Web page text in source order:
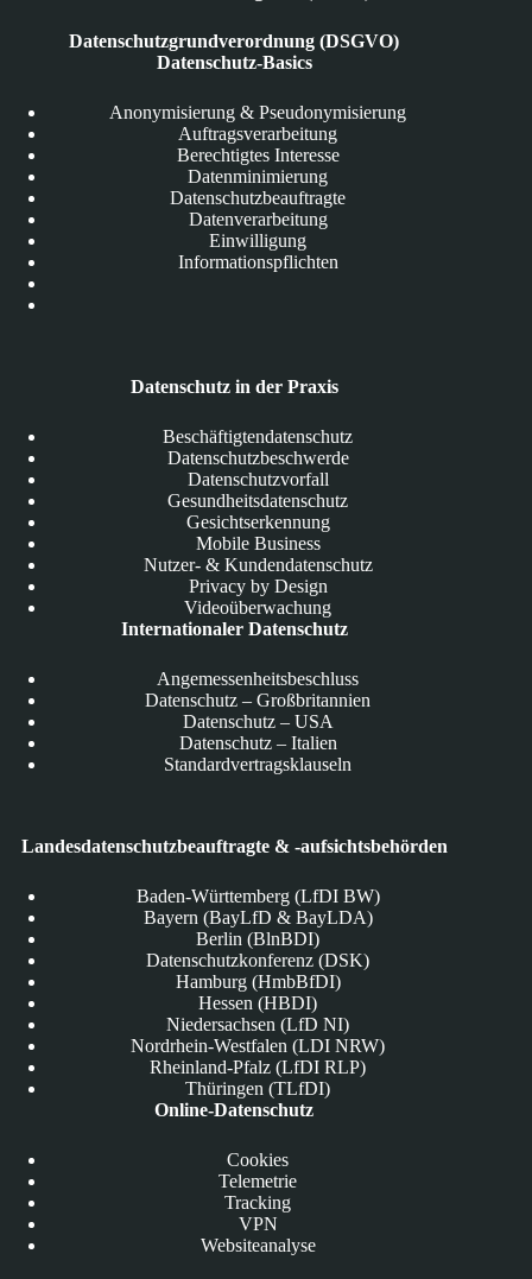
Datenschutzgrundverordnung (DSGVO)
Datenschutz-Basics
Anonymisierung & Pseudonymisierung
Auftragsverarbeitung
Berechtigtes Interesse
Datenminimierung
Datenschutzbeauftragte
Datenverarbeitung
Einwilligung
Informationspflichten
Datenschutz in der Praxis
Beschäftigtendatenschutz
Datenschutzbeschwerde
Datenschutzvorfall
Gesundheitsdatenschutz
Gesichtserkennung
Mobile Business
Nutzer- & Kundendatenschutz
Privacy by Design
Videoüberwachung
Internationaler Datenschutz
Angemessenheitsbeschluss
Datenschutz – Großbritannien
Datenschutz – USA
Datenschutz – Italien
Standardvertragsklauseln
Landesdatenschutzbeauftragte & -aufsichtsbehörden
Baden-Württemberg (LfDI BW)
Bayern (BayLfD & BayLDA)
Berlin (BlnBDI)
Datenschutzkonferenz (DSK)
Hamburg (HmbBfDI)
Hessen (HBDI)
Niedersachsen (LfD NI)
Nordrhein-Westfalen (LDI NRW)
Rheinland-Pfalz (LfDI RLP)
Thüringen (TLfDI)
Online-Datenschutz
Cookies
Telemetrie
Tracking
VPN
Websiteanalyse